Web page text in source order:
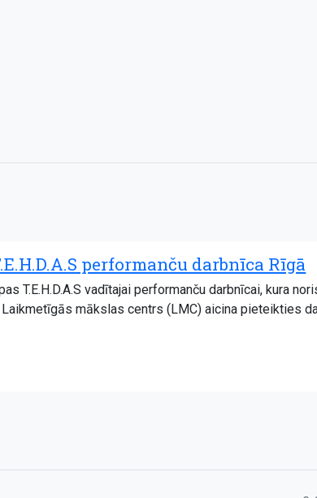
performanču darbnīca Rīgā
T.E.H.D.A.S vadītajai performanču darbnīcai, kura
mākslas centrs (LMC) aicina pieteikties